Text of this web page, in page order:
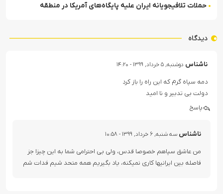
حملات تلافی‎جویانه ایران علیه پایگاه‌های آمریکا در منطقه
دیدگاه
ناشناس دوشنبه, ۵ خرداد, ۱۳۹۹ - ۱۴:۲۰
دمه سپاه گرم که این راه را باز کرد
دولت بی تدبیر و نا امید
پاسخ
ناشناس سه شنبه, ۶ خرداد, ۱۳۹۹ - ۱۰:۵۸
من عاشق سپاهم خصوصا قدس، ولی بی احترامی شما به این چیزا جز
فاصله بین ایرانیها کاری نمیکنه، یاد بگیریم همه متحد شیم فدات شم